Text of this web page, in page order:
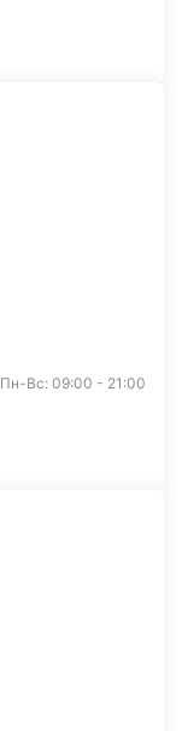
Пн-Вс: 09:00 - 21:00